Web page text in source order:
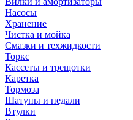
Насосы
Хранение
Чистка и мойка
Смазки и техжидкости
Торкс
Кассеты и трещотки
Каретка
Тормоза
Шатуны и педали
Втулки